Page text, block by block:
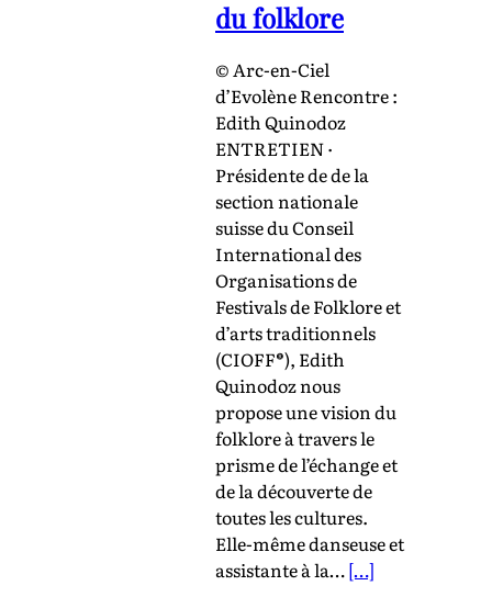
du folklore
© Arc-en-Ciel
d’Evolène Rencontre :
Edith Quinodoz
ENTRETIEN ·
Présidente de de la
section nationale
suisse du Conseil
International des
Organisations de
Festivals de Folklore et
d’arts traditionnels
(CIOFF®), Edith
Quinodoz nous
propose une vision du
folklore à travers le
prisme de l’échange et
de la découverte de
toutes les cultures.
Elle-même danseuse et
assistante à la…[…]